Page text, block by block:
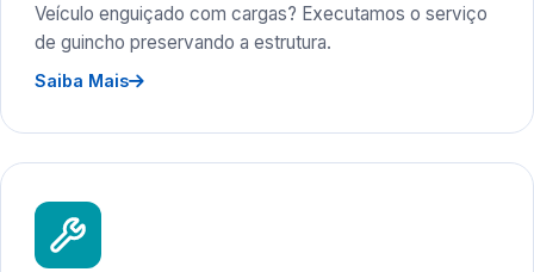
Veículo enguiçado com cargas? Executamos o serviço
de guincho preservando a estrutura.
Saiba Mais